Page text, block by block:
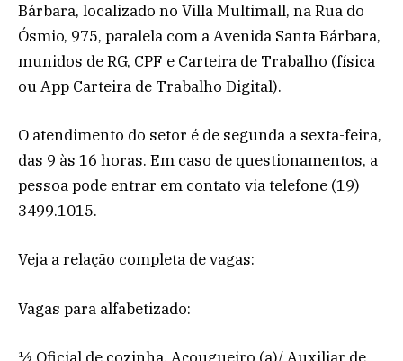
Bárbara, localizado no Villa Multimall, na Rua do
Ósmio, 975, paralela com a Avenida Santa Bárbara,
munidos de RG, CPF e Carteira de Trabalho (física
ou App Carteira de Trabalho Digital).
O atendimento do setor é de segunda a sexta-feira,
das 9 às 16 horas. Em caso de questionamentos, a
pessoa pode entrar em contato via telefone (19)
3499.1015.
Veja a relação completa de vagas:
Vagas para alfabetizado: